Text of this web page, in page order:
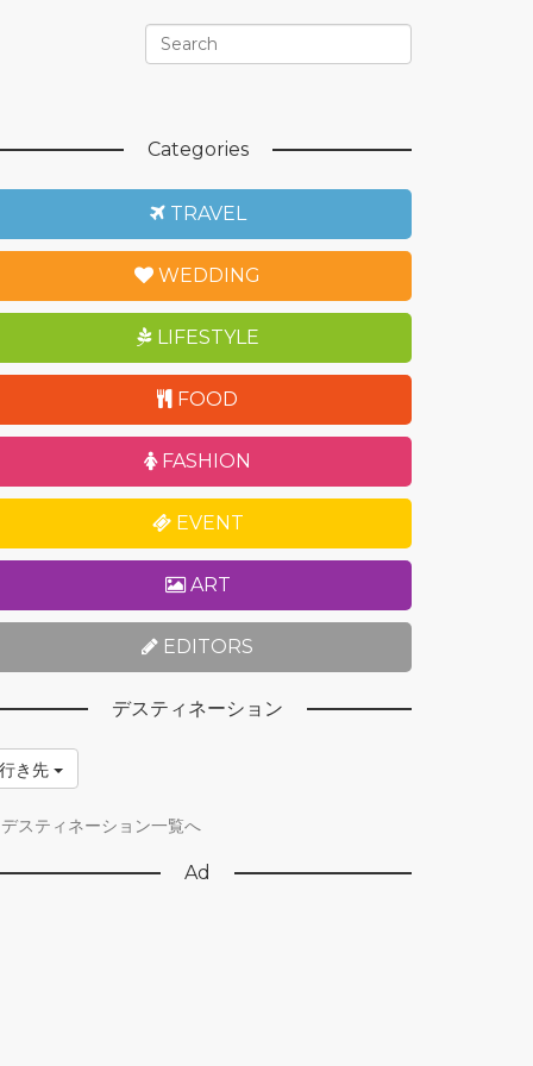
Categories
TRAVEL
WEDDING
LIFESTYLE
FOOD
FASHION
EVENT
ART
EDITORS
デスティネーション
行き先
スティネーション一覧へ
Ad